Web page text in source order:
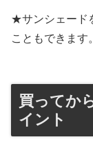
★サンシェード
こともできます。
買ってか
イント